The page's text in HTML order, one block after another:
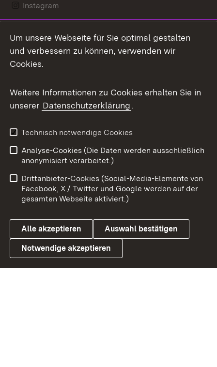
Instagram
Mastodon
Messenger
Social Wall
X / Twitter
Youtube
Link zum Landesportal
Benutzungshinweise
Barrierefreiheit
Datenschutz
Cookies
Um unsere Webseite für Sie optimal gestalten
und verbessern zu können, verwenden wir
Cookies.
Weitere Informationen zu Cookies erhalten Sie in
unserer Datenschutzerklärung.
Technisch notwendige Cookies
Analyse-Cookies (Die Daten werden ausschließlich
anonymisiert verarbeitet.)
Drittanbieter-Cookies (Social-Media-Elemente von
Facebook, X / Twitter und Google werden auf der
gesamten Webseite aktiviert.)
Alle akzeptieren Auswahl bestätigen
Notwendige akzeptieren